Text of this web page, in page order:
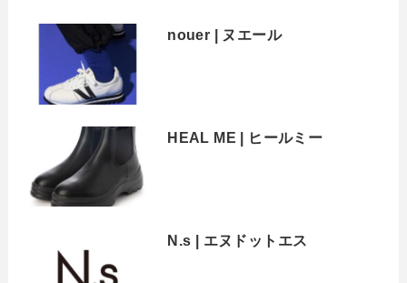
nouer | ヌエール
HEAL ME | ヒールミー
N.s | エヌドットエス